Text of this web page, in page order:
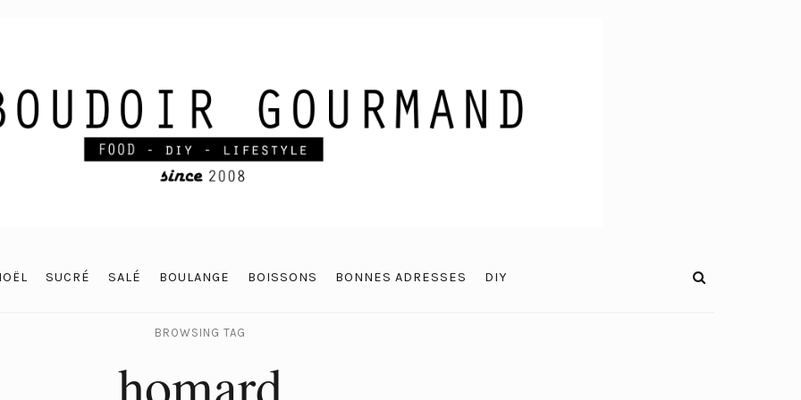
SUCRÉ SALÉ BOULANGE BOISSONS BONNES ADRESSES DIY
BROWSING TAG
homard